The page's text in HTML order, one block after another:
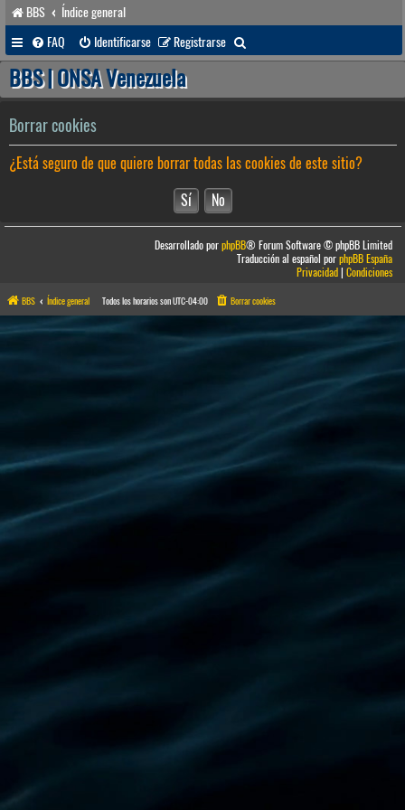
BBS
Índice general
FAQ
Identificarse Registrarse
u
a
r
BBS | ONSA Venezuela
Borrar cookies
¿Está seguro de que quiere borrar todas las cookies de este sitio?
Desarrollado porphpBB® Forum Software © phpBB Limited
Traducción al español porphpBB España
Privacidad|Condiciones
BBS Índice general Todos los horarios sonUTC-04:00 Borrar cookies